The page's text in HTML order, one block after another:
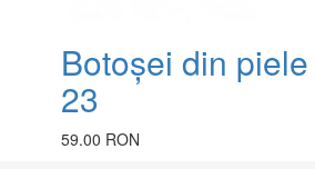
Botoșei din
23
59.00 RON